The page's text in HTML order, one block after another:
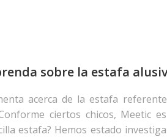
sobre la estafa
acerca de la estafa
ciertos chicos, Meetic
estafa? Hemos estado